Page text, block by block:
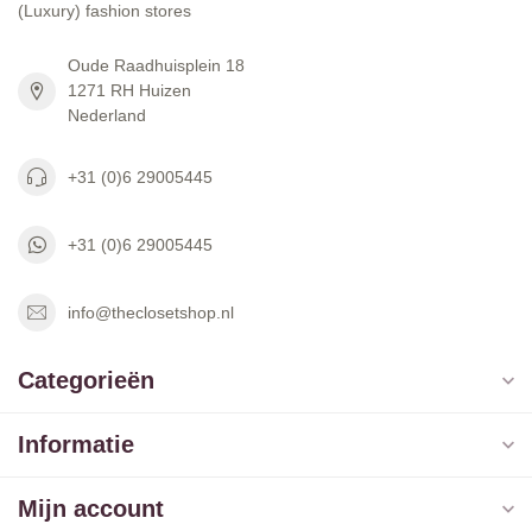
(Luxury) fashion stores
Oude Raadhuisplein 18
1271 RH Huizen
Nederland
+31 (0)6 29005445
+31 (0)6 29005445
info@theclosetshop.nl
Categorieën
Informatie
Mijn account